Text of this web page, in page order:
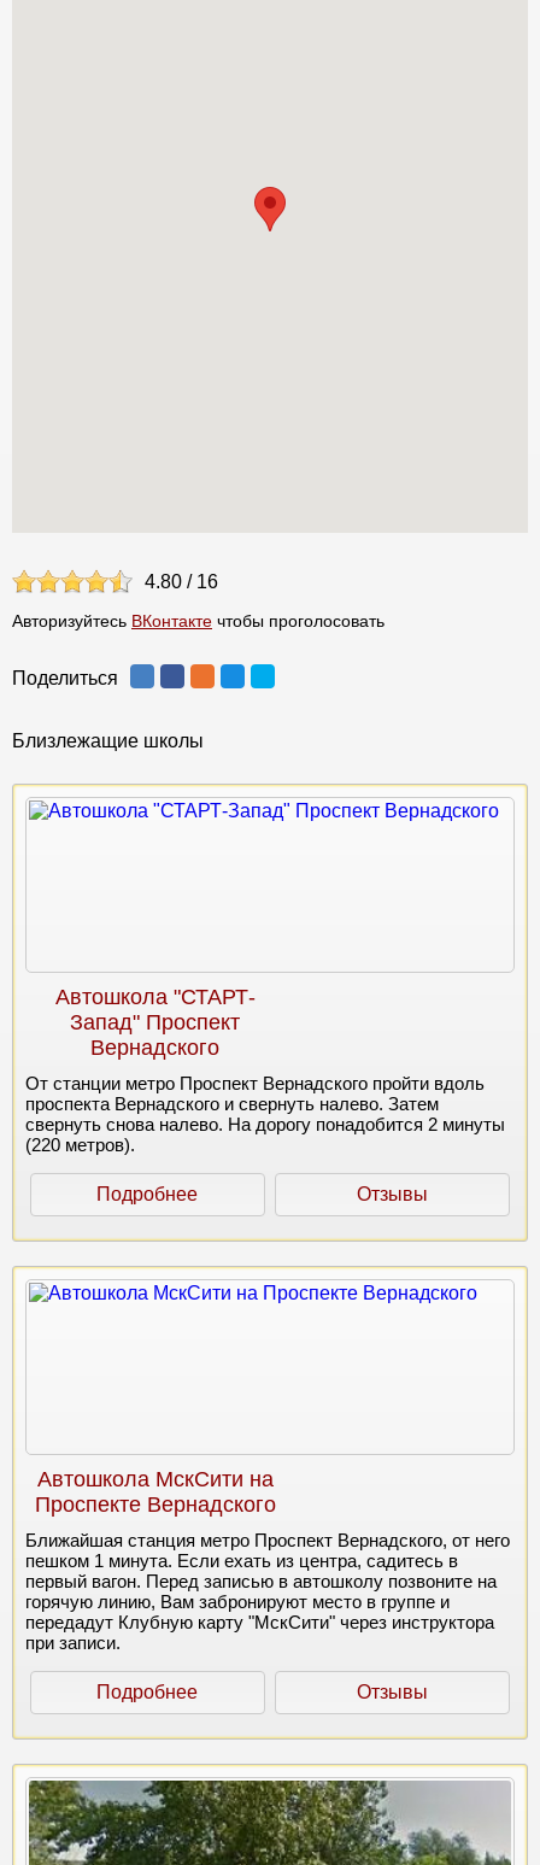
4.80 / 16
Авторизуйтесь ВКонтакте чтобы проголосовать
Поделиться
Близлежащие школы
Автошкола "СТАРТ-
Запад" Проспект
Вернадского
От станции метро Проспект Вернадского пройти вдоль
проспекта Вернадского и свернуть налево. Затем
свернуть снова налево. На дорогу понадобится 2 минуты
(220 метров).
Подробнее Отзывы
Автошкола МскСити на
Проспекте Вернадского
Ближайшая станция метро Проспект Вернадского, от него
пешком 1 минута. Если ехать из центра, садитесь в
первый вагон. Перед записью в автошколу позвоните на
горячую линию, Вам забронируют место в группе и
передадут Клубную карту "МскСити" через инструктора
при записи.
Подробнее Отзывы